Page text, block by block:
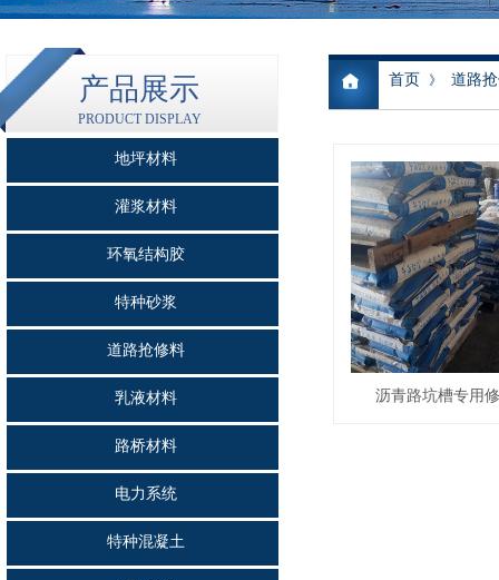
产品展示
PRODUCT DISPLAY
首页 》 道路
地坪材料
灌浆材料
环氧结构胶
特种砂浆
道路抢修料
乳液材料
路桥材料
电力系统
特种混凝土
沥青路坑槽专用